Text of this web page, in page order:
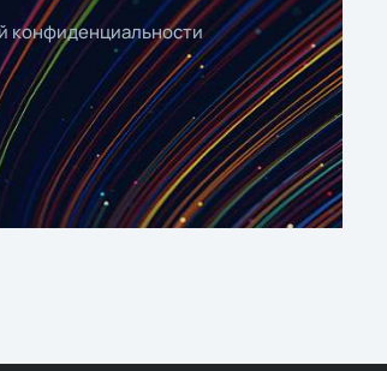
конфиденциальности